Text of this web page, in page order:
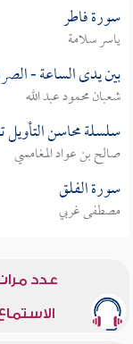
سورة فاطر
ياسر سلامة
بين يدى الساعة -
شعبان محمود عبد الله
سلسلة محاسن التأويل
صالح بن عواد المغامسي
سورة الفلق
مصطفى غربي
عدد